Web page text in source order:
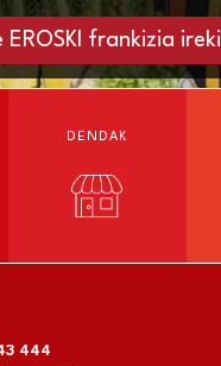
EROSKI frankizia ireki
DENDAK
444